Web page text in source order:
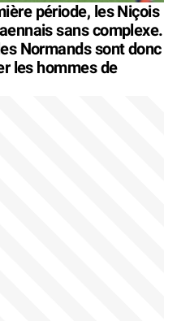
période, les Niçois
sans complexe.
Normands sont donc
les hommes de